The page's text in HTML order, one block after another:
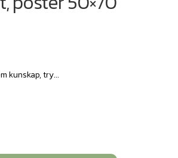
kunskap, try...